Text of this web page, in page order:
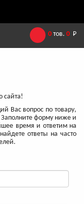
0 тов. 0 Р
сайта!
Вас вопрос по товару,
форму ниже и
время и ответим на
ответы на часто